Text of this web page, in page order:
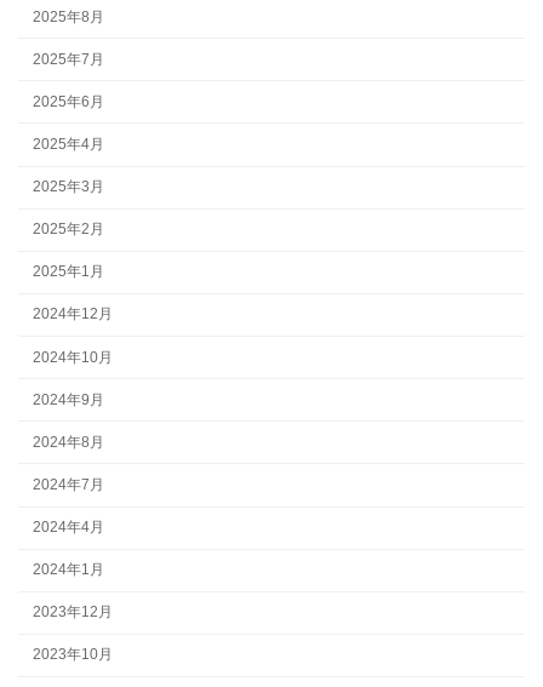
2025年8月
2025年7月
2025年6月
2025年4月
2025年3月
2025年2月
2025年1月
2024年12月
2024年10月
2024年9月
2024年8月
2024年7月
2024年4月
2024年1月
2023年12月
2023年10月